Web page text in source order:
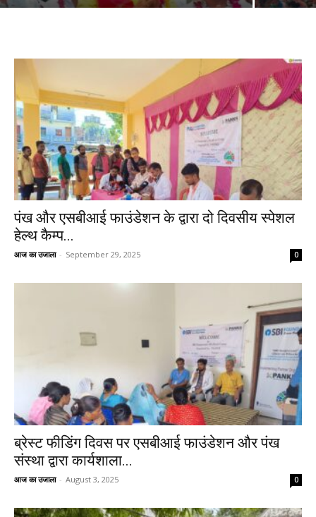
पंख और एसबीआई फाउंडेशन के द्वारा दो दिवसीय स्पेशल
हेल्थ कैम्प...
आज का उजाला - September 29, 2025 0
ब्रेस्ट फीडिंग दिवस पर एसबीआई फाउंडेशन और पंख
संस्था द्वारा कार्यशाला...
आज का उजाला - August 3, 2025 0